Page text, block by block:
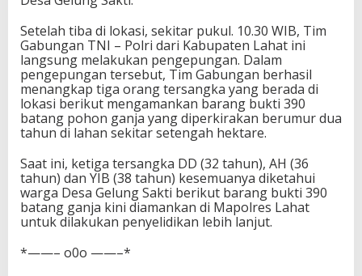
Setelah tiba di lokasi, sekitar pukul. 10.30 WIB, Tim
Gabungan TNI – Polri dari Kabupaten Lahat ini
langsung melakukan pengepungan. Dalam
pengepungan tersebut, Tim Gabungan berhasil
menangkap tiga orang tersangka yang berada di
lokasi berikut mengamankan barang bukti 390
batang pohon ganja yang diperkirakan berumur dua
tahun di lahan sekitar setengah hektare.
Saat ini, ketiga tersangka DD (32 tahun), AH (36
tahun) dan YIB (38 tahun) kesemuanya diketahui
warga Desa Gelung Sakti berikut barang bukti 390
batang ganja kini diamankan di Mapolres Lahat
untuk dilakukan penyelidikan lebih lanjut.
*——– o0o ——–*